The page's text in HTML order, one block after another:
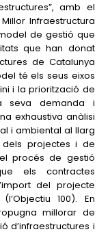
amb el
Infraestructura
de gestió que
que han donat
de Catalunya
té els seus eixos
i la priorització de
seva demanda i
exhaustiva anàlisi
i ambiental al llarg
projectes i de
procés de gestió
els contractes
del projecte
100). En
millorar de
d’infraestructures i